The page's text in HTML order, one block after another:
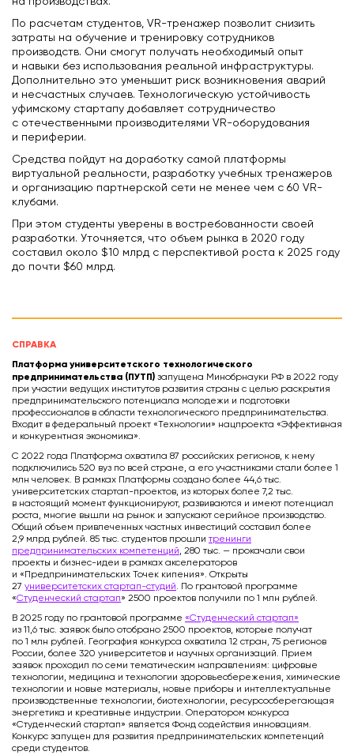
По расчетам студентов, VR-тренажер позволит снизить
затраты на обучение и тренировку сотрудников
производств. Они смогут получать необходимый опыт
и навыки без использования реальной инфраструктуры.
Дополнительно это уменьшит риск возникновения аварий
и несчастных случаев. Технологическую устойчивость
уфимскому стартапу добавляет сотрудничество
с отечественными производителями VR-оборудования
и периферии.
Средства пойдут на доработку самой платформы
виртуальной̆ реальности, разработку учебных тренажеров
и организацию партнерской̆ сети не менее чем с 60 VR-
клубами.
При этом студенты уверены в востребованности своей
разработки. Уточняется, что объем рынка в 2020 году
составил около $10 млрд с перспективой роста к 2025 году
до почти $60 млрд.
СПРАВКА
Платформа университетского технологического
предпринимательства (ПУТП) запущена Минобрнауки РФ в 2022 году
при участии ведущих институтов развития страны с целью раскрытия
предпринимательского потенциала молодежи и подготовки
профессионалов в области технологического предпринимательства.
Входит в федеральный проект «Технологии» нацпроекта «Эффективная
и конкурентная экономика».
С 2022 года Платформа охватила 87 российских регионов, к нему
подключились 520 вуз по всей стране, а его участниками стали более 1
млн человек. В рамках Платформы создано более 44,6 тыс.
университетских стартап-проектов, из которых более 7,2 тыс.
в настоящий момент функционируют, развиваются и имеют потенциал
роста, многие вышли на рынок и запускают серийное производство.
Общий объем привлеченных частных инвестиций составил более
2,9 млрд рублей. 85 тыс. студентов прошли тренинги
предпринимательских компетенций, 280 тыс. — прокачали свои
проекты и бизнес-идеи в рамках акселераторов
и «Предпринимательских Точек кипения». Открыты
27 университетских стартап-студий. По грантовой программе
«Студенческий стартап» 2500 проектов получили по 1 млн рублей.
В 2025 году по грантовой программе «Студенческий стартап»
из 11,6 тыс. заявок было отобрано 2500 проектов, которые получат
по 1 млн рублей. География конкурса охватила 12 стран, 75 регионов
России, более 320 университетов и научных организаций. Прием
заявок проходил по семи тематическим направлениям: цифровые
технологии, медицина и технологии здоровьесбережения, химические
технологии и новые материалы, новые приборы и интеллектуальные
производственные технологии, биотехнологии, ресурсосберегающая
энергетика и креативные индустрии. Оператором конкурса
«Студенческий стартап» является Фонд содействия инновациям.
Конкурс запущен для развития предпринимательских компетенций
среди студентов.